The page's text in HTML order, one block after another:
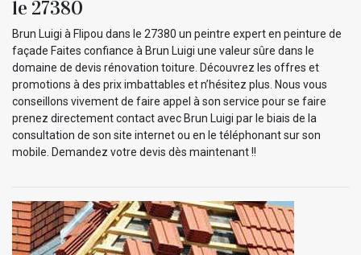
le 27380
Brun Luigi à Flipou dans le 27380 un peintre expert en peinture de
façade Faites confiance à Brun Luigi une valeur sûre dans le
domaine de devis rénovation toiture. Découvrez les offres et
promotions à des prix imbattables et n’hésitez plus. Nous vous
conseillons vivement de faire appel à son service pour se faire
prenez directement contact avec Brun Luigi par le biais de la
consultation de son site internet ou en le téléphonant sur son
mobile. Demandez votre devis dès maintenant !!